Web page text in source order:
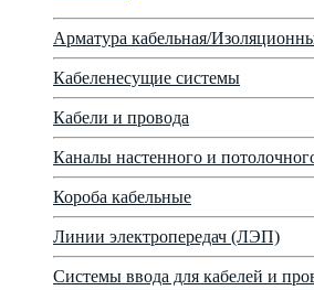
Арматура кабельная/
Кабеленесущие системы
Кабели и провода
Каналы настенного и
Короба кабельные
Линии электропередач (ЛЭП)
Системы ввода для кабелей и